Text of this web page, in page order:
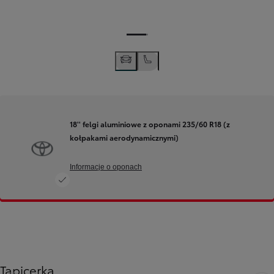
18'' felgi aluminiowe z oponami 235/60 R18 (z
kołpakami aerodynamicznymi)
Informacje o oponach
Tapicerka